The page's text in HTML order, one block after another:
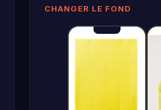
CHANGER LE FOND